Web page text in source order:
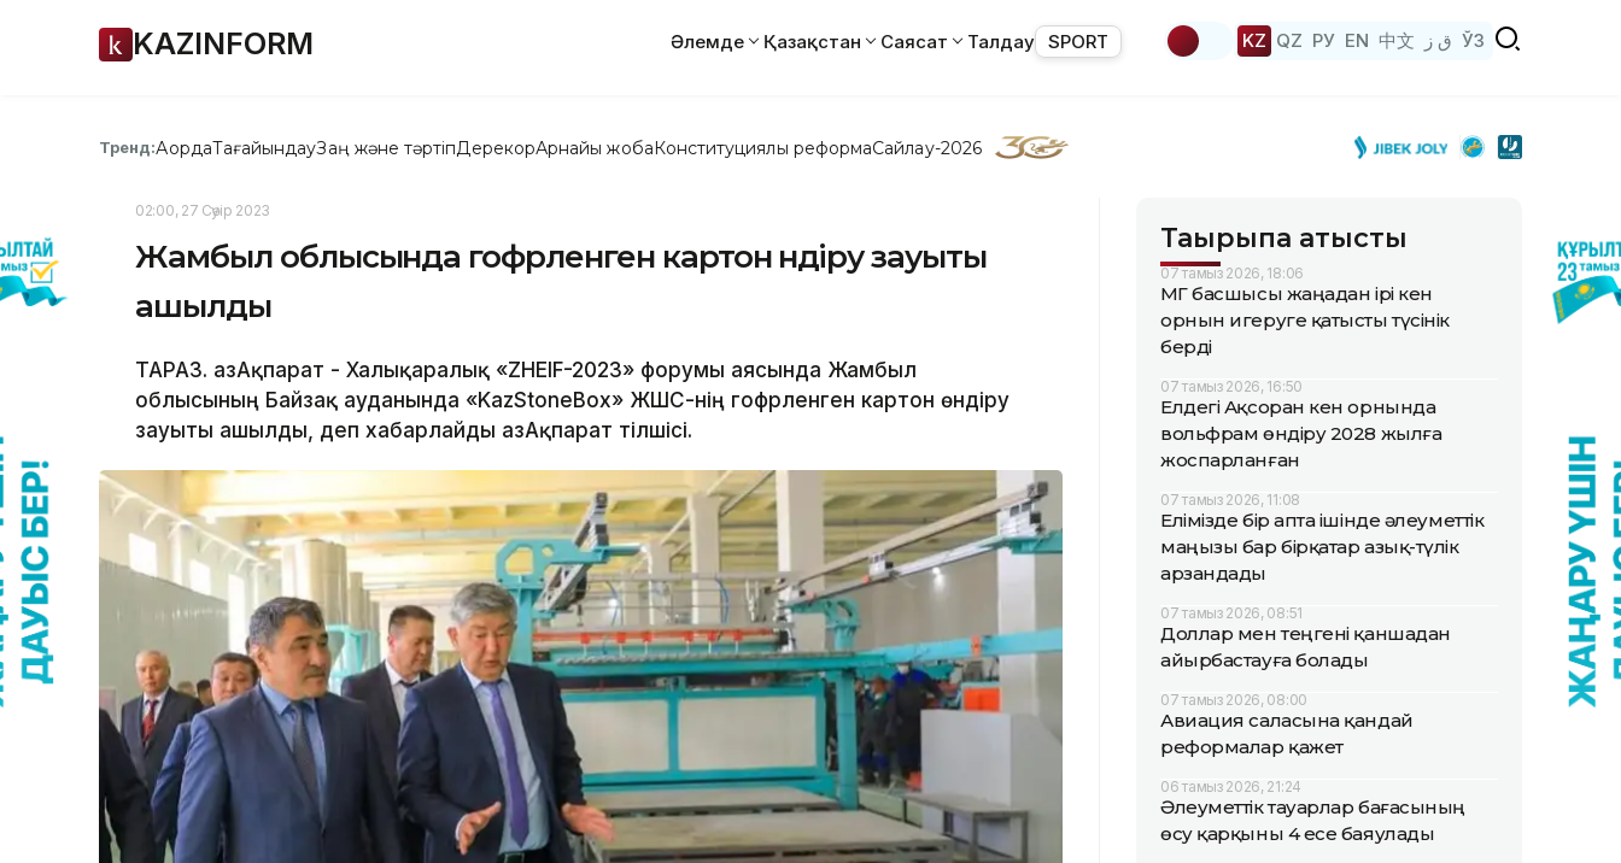
KAZINFORM Әлемде Қазақстан Саясат Талдау SPORT KZ QZ РУ EN 中文 ق ز ЎЗ
Тренд:АқордаТағайындауЗаң және тәртіпДерекқорАрнайы жобаКонституциялық реформаСайлау-2026
02:00, 27 Сәуір 2023
Жамбыл облысында гофрленген картон өндіру зауыты
ашылды
ТАРАЗ. ҚазАқпарат - Халықаралық «ZHEIF-2023» форумы аясында Жамбыл
облысының Байзақ ауданында «KazStoneBox» ЖШС-нің гофрленген картон өндіру
зауыты ашылды, деп хабарлайды ҚазАқпарат тілшісі.
Тақырыпқа қатысты
07 тамыз 2026, 18:06
ҚМГ басшысы жаңадан ірі кен
орнын игеруге қатысты түсінік
берді
07 тамыз 2026, 16:50
Елдегі Ақсоран кен орнында
вольфрам өндіру 2028 жылға
жоспарланған
07 тамыз 2026, 11:08
Елімізде бір апта ішінде әлеуметтік
маңызы бар бірқатар азық-түлік
арзандады
07 тамыз 2026, 08:51
Доллар мен теңгені қаншадан
айырбастауға болады
07 тамыз 2026, 08:00
Авиация саласына қандай
реформалар қажет
06 тамыз 2026, 21:24
Әлеуметтік тауарлар бағасының
өсу қарқыны 4 есе баяулады